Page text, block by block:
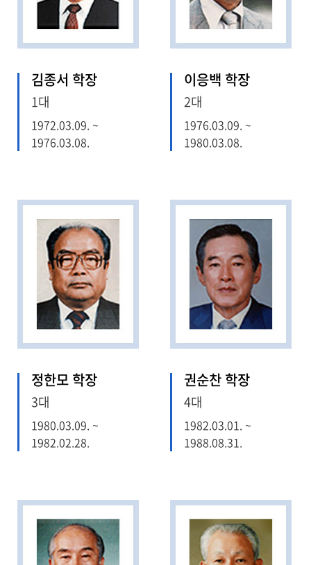
김종서 학장
1대
1972.03.09. ~
1976.03.08.
이응백 학장
2대
1976.03.09. ~
1980.03.08.
정한모 학장
3대
1980.03.09. ~
1982.02.28.
권순찬 학장
4대
1982.03.01. ~
1988.08.31.